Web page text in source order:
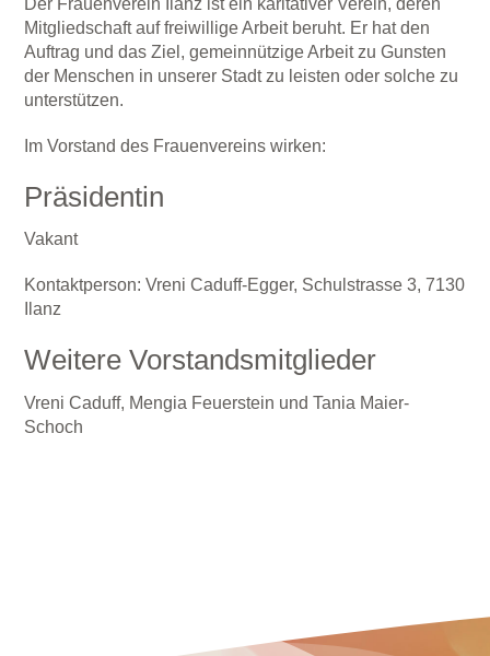
Mitgliedschaft auf freiwillige Arbeit beruht. Er hat den
Auftrag und das Ziel, gemeinnützige Arbeit zu Gunsten
der Menschen in unserer Stadt zu leisten oder solche zu
unterstützen.
Im Vorstand des Frauenvereins wirken:
Präsidentin
Vakant
Kontaktperson: Vreni Caduff-Egger, Schulstrasse 3, 7130
Ilanz
Weitere Vorstandsmitglieder
Vreni Caduff, Mengia Feuerstein und Tania Maier-
Schoch